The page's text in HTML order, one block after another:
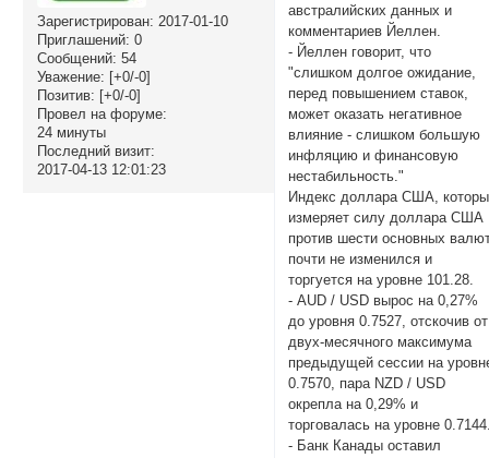
Зарегистрирован: 2017-01-10
Приглашений: 0
Сообщений: 54
Уважение: [+0/-0]
Позитив: [+0/-0]
Провел на форуме:
24 минуты
Последний визит:
2017-04-13 12:01:23
австралийских данных и
комментариев Йеллен.
- Йеллен говорит, что
"слишком долгое ожидание,
перед повышением ставок,
может оказать негативное
влияние - слишком большую
инфляцию и финансовую
нестабильность."
Индекс доллара США,
измеряет силу доллара США
против шести основных
почти не изменился и
торгуется на уровне 101.28.
- AUD / USD вырос на 0,27%
до уровня 0.7527, отскочив от
двух-месячного максимума
предыдущей сессии на
0.7570, пара NZD / USD
окрепла на 0,29% и
торговалась на уровне
- Банк Канады оставил